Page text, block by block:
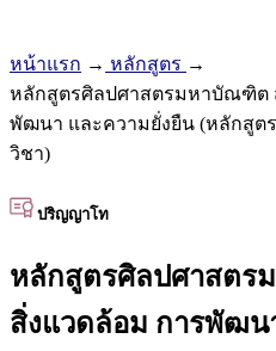
หน้าแรก → หลักสูตร →
หลักสูตรศิลปศาสตรมหาบัณฑิต
พัฒนา และความยั่งยืน (หลักสูต
วิชา)
ปริญญาโท
หลักสูตรศิลปศาสตร
สิ่งแวดล้อม การพัฒน